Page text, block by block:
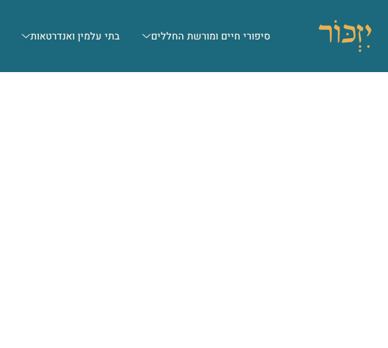
סיפורי חיים ומורשת החללים בתי עלמין ואנדרטאות